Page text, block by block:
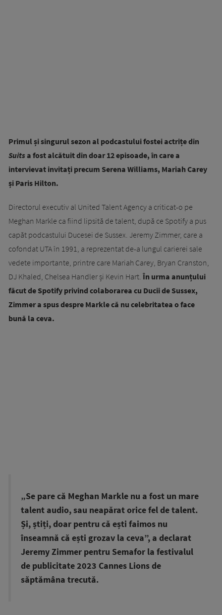
Primul și singurul sezon al podcastului fostei actrițe din
Suits a fost alcătuit din doar 12 episoade, în care a
intervievat invitați precum Serena Williams, Mariah Carey
și Paris Hilton.
Directorul executiv al United Talent Agency a criticat-o pe
Meghan Markle ca fiind lipsită de talent, după ce Spotify a pus
capăt podcastului Ducesei de Sussex. Jeremy Zimmer, care a
cofondat UTA în 1991, a reprezentat de-a lungul carierei sale
vedete importante, printre care Mariah Carey, Bryan Cranston,
DJ Khaled, Chelsea Handler și Kevin Hart. În urma anunțului
făcut de Spotify privind colaborarea cu Ducii de Sussex,
Zimmer a spus despre Markle că nu celebritatea o face
bună la ceva.
„Se pare că Meghan Markle nu a fost un mare
talent audio, sau neapărat orice fel de talent.
Și, știți, doar pentru că ești faimos nu
înseamnă că ești grozav la ceva”, a declarat
Jeremy Zimmer pentru Semafor la festivalul
de publicitate 2023 Cannes Lions de
săptămâna trecută.